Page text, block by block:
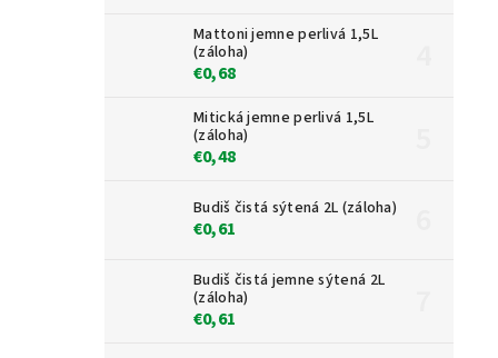
Mattoni jemne perlivá 1,5L
(záloha)
€0,68
Mitická jemne perlivá 1,5L
(záloha)
€0,48
Budiš čistá sýtená 2L (záloha)
€0,61
Budiš čistá jemne sýtená 2L
(záloha)
€0,61